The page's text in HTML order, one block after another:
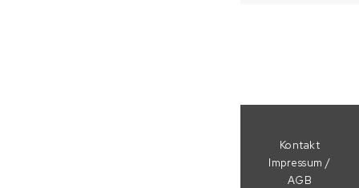
Kontakt
Impressum /
AGB